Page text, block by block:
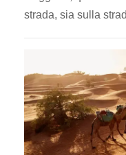
strada, sia sulla